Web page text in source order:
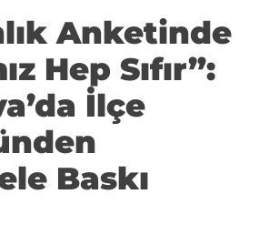
Anketinde
Hep Sıfır”:
İlçe
Baskı